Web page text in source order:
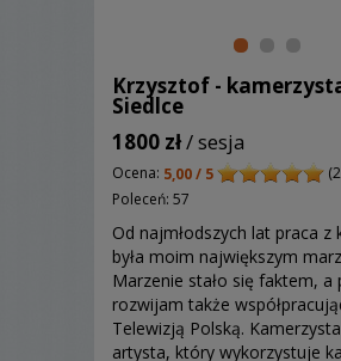
Krzysztof -
Siedlce
1800 zł/ sesja
Ocena: 5,00 / 5
Poleceń: 57
Od najmłodszych lat praca z
była moim największym
Marzenie stało się faktem, a
rozwijam także
Telewizją Polską.
artysta, który wykorzystuje